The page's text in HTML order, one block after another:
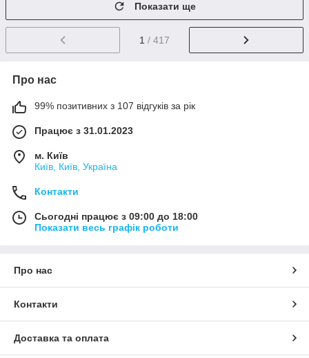
Показати ще
1 / 417
Про нас
99% позитивних з 107 відгуків за рік
Працює з 31.01.2023
м. Київ
Київ, Київ, Україна
Контакти
Сьогодні працює з 09:00 до 18:00
Показати весь графік роботи
Про нас
Контакти
Доставка та оплата